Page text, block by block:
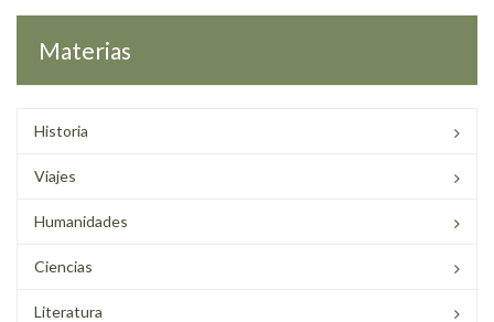
Materias
Historia
Viajes
Humanidades
Ciencias
Literatura